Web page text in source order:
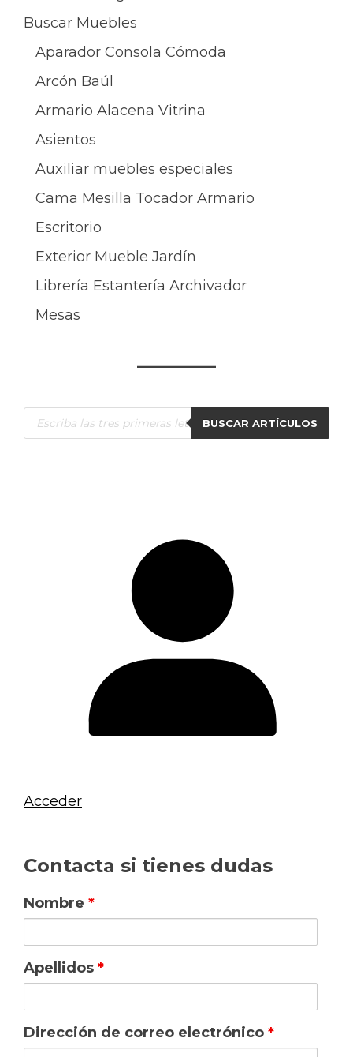
Buscar Muebles
Aparador Consola Cómoda
Arcón Baúl
Armario Alacena Vitrina
Asientos
Auxiliar muebles especiales
Cama Mesilla Tocador Armario
Escritorio
Exterior Mueble Jardín
Librería Estantería Archivador
Mesas
Búsqueda
de
productos
BUSCAR ARTÍCULOS
Acceder
Contacta si tienes dudas
Nombre *
Apellidos *
Dirección de correo electrónico *